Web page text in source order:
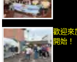
歡迎來
開始！